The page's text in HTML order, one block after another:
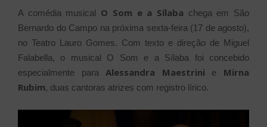
A comédia musical O Som e a Sílaba chega em São
Bernardo do Campo na próxima sexta-feira (17 de agosto),
no Teatro Lauro Gomes. Com texto e direção de Miguel
Falabella, o musical O Som e a Sílaba foi concebido
especialmente paraAlessandra Maestrini e
Mirna
Rubim, duas cantoras atrizes com registro lírico.